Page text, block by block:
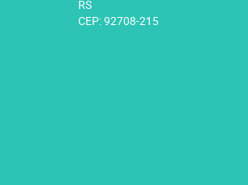
RS
CEP: 92708-215